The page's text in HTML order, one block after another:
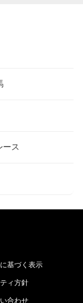
ース
基づく表示
ィ方針
合わせ